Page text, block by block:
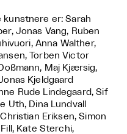
kunstnere er: Sarah
Jonas Vang, Ruben
Anna Walther,
Torben Victor
Maj Kjærsig,
Kjeldgaard
Rude Lindegaard, Sif
Uth, Dina Lundvall
Eriksen, Simon
Kate Sterchi,